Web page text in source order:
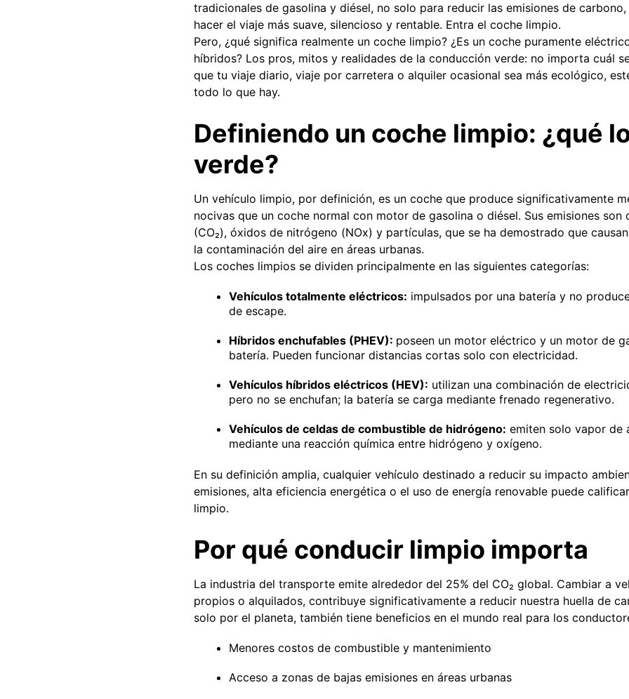
tradicionales de gasolina y diésel, no solo para reducir las emisiones de
hacer el viaje más suave, silencioso y rentable. Entra el coche limpio.
Pero, ¿qué significa realmente un coche limpio? ¿Es un coche puramente
híbridos? Los pros, mitos y realidades de la conducción verde: no importa cuál
que tu viaje diario, viaje por carretera o alquiler ocasional sea más ecológico,
todo lo que hay.
Definiendo un coche limpio: ¿qué
verde?
Un vehículo limpio, por definición, es un coche que produce significativamente
nocivas que un coche normal con motor de gasolina o diésel. Sus emisiones
(CO₂), óxidos de nitrógeno (NOx) y partículas, que se ha demostrado que
la contaminación del aire en áreas urbanas.
Los coches limpios se dividen principalmente en las siguientes categorías:
Vehículos totalmente eléctricos: impulsados por una batería y no
de escape.
Híbridos enchufables (PHEV): poseen un motor eléctrico y un motor de
batería. Pueden funcionar distancias cortas solo con electricidad.
Vehículos híbridos eléctricos (HEV): utilizan una combinación de
pero no se enchufan; la batería se carga mediante frenado regenerativo.
Vehículos de celdas de combustible de hidrógeno: emiten solo vapor de
mediante una reacción química entre hidrógeno y oxígeno.
En su definición amplia, cualquier vehículo destinado a reducir su impacto
emisiones, alta eficiencia energética o el uso de energía renovable puede
limpio.
Por qué conducir limpio importa
La industria del transporte emite alrededor del 25% del CO₂ global. Cambiar a
propios o alquilados, contribuye significativamente a reducir nuestra huella de
solo por el planeta, también tiene beneficios en el mundo real para los
Menores costos de combustible y mantenimiento
Acceso a zonas de bajas emisiones en áreas urbanas